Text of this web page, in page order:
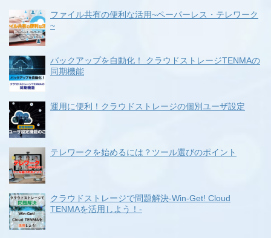
ファイル共有の便利な活用~ペーパーレス・テレワーク
~
バックアップを自動化！ クラウドストレージTENMAの
同期機能
運用に便利！クラウドストレージの個別ユーザ設定
テレワークを始めるには？ツール選びのポイント
クラウドストレージで問題解決-Win-Get! Cloud
TENMAを活用しよう！-